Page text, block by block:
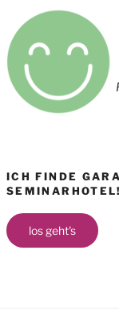
ICH FINDE
los geht's